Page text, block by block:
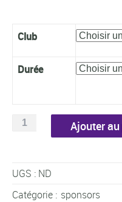
Club
Durée
quantité
l'application
-
Ajouter
UGS : ND
Catégorie : sponsors